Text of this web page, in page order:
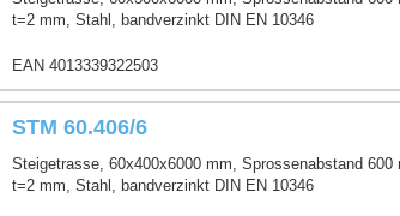
t=2 mm, Stahl, bandverzinkt DIN EN 10346
EAN 4013339322503
STM 60.406/6
Steigetrasse, 60x400x6000 mm, Sprossenabstand 600
t=2 mm, Stahl, bandverzinkt DIN EN 10346